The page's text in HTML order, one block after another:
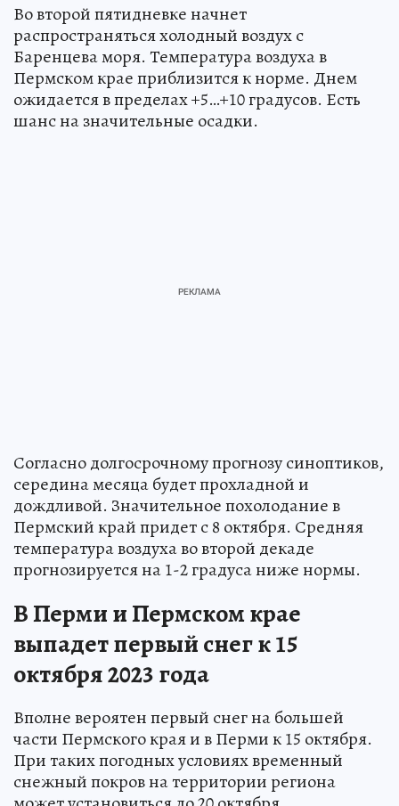
Во второй пятидневке начнет
распространяться холодный воздух с
Баренцева моря. Температура воздуха в
Пермском крае приблизится к норме. Днем
ожидается в пределах +5…+10 градусов. Есть
шанс на значительные осадки.
Согласно долгосрочному прогнозу синоптиков,
середина месяца будет прохладной и
дождливой. Значительное похолодание в
Пермский край придет с 8 октября. Средняя
температура воздуха во второй декаде
прогнозируется на 1-2 градуса ниже нормы.
В Перми и Пермском крае
выпадет первый снег к 15
октября 2023 года
Вполне вероятен первый снег на большей
части Пермского края и в Перми к 15 октября.
При таких погодных условиях временный
снежный покров на территории региона